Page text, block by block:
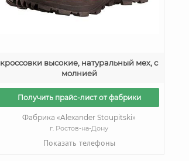
кроссовки высокие, натуральный мех, с
молнией
Получить прайс-лист от фабрики
Фабрика «Alexander Stoupitski»
г. Ростов-на-Дону
Показать телефоны